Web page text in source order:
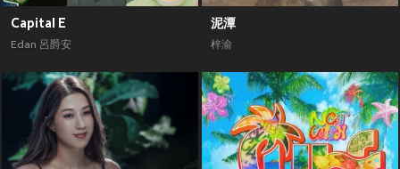
Capital E
Edan 呂爵安
泥潭
梓渝